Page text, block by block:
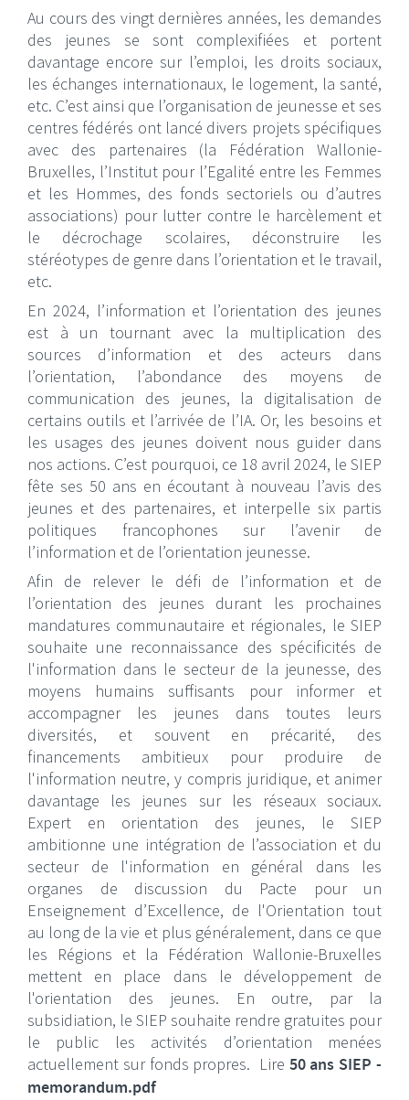
Au cours des vingt dernières années, les demandes
des jeunes se sont complexifiées et portent
davantage encore sur l’emploi, les droits sociaux,
les échanges internationaux, le logement, la santé,
etc. C’est ainsi que l’organisation de jeunesse et ses
centres fédérés ont lancé divers projets spécifiques
avec des partenaires (la Fédération Wallonie-
Bruxelles, l’Institut pour l’Egalité entre les Femmes
et les Hommes, des fonds sectoriels ou d’autres
associations) pour lutter contre le harcèlement et
le décrochage scolaires, déconstruire les
stéréotypes de genre dans l’orientation et le travail,
etc.
En 2024, l’information et l’orientation des jeunes
est à un tournant avec la multiplication des
sources d’information et des acteurs dans
l’orientation, l’abondance des moyens de
communication des jeunes, la digitalisation de
certains outils et l’arrivée de l’IA. Or, les besoins et
les usages des jeunes doivent nous guider dans
nos actions. C’est pourquoi, ce 18 avril 2024, le SIEP
fête ses 50 ans en écoutant à nouveau l’avis des
jeunes et des partenaires, et interpelle six partis
politiques francophones sur l’avenir de
l’information et de l’orientation jeunesse.
Afin de relever le défi de l’information et de
l’orientation des jeunes durant les prochaines
mandatures communautaire et régionales, le SIEP
souhaite une reconnaissance des spécificités de
l'information dans le secteur de la jeunesse, des
moyens humains suffisants pour informer et
accompagner les jeunes dans toutes leurs
diversités, et souvent en précarité, des
financements ambitieux pour produire de
l'information neutre, y compris juridique, et animer
davantage les jeunes sur les réseaux sociaux.
Expert en orientation des jeunes, le SIEP
ambitionne une intégration de l’association et du
secteur de l'information en général dans les
organes de discussion du Pacte pour un
Enseignement d’Excellence, de l'Orientation tout
au long de la vie et plus généralement, dans ce que
les Régions et la Fédération Wallonie-Bruxelles
mettent en place dans le développement de
l'orientation des jeunes. En outre, par la
subsidiation, le SIEP souhaite rendre gratuites pour
le public les activités d’orientation menées
actuellement sur fonds propres. Lire 50 ans SIEP -
memorandum.pdf